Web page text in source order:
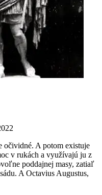
A potom existuje
v rukách a využívajú ju z
poddajnej masy, zatiaľ
A Octavius Augustus,